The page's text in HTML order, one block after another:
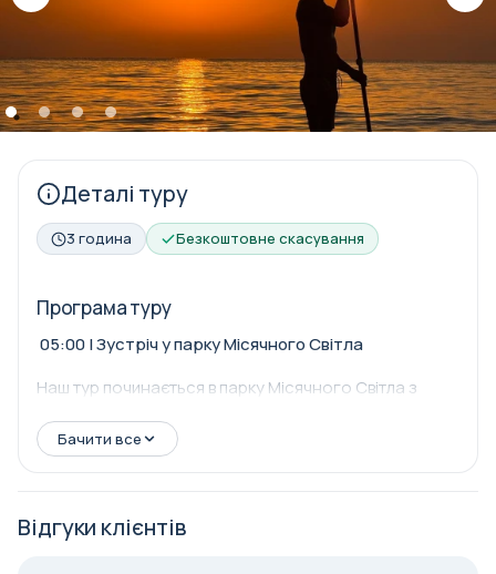
Деталі туру
3 година Безкоштовне скасування
Програма туру
05:00 | Зустріч у парку Місячного Світла
Наш тур починається в парку Місячного Світла з
Ми надаємо коротке навчання з використання SUP
Бачити все
Відгуки клієнтів